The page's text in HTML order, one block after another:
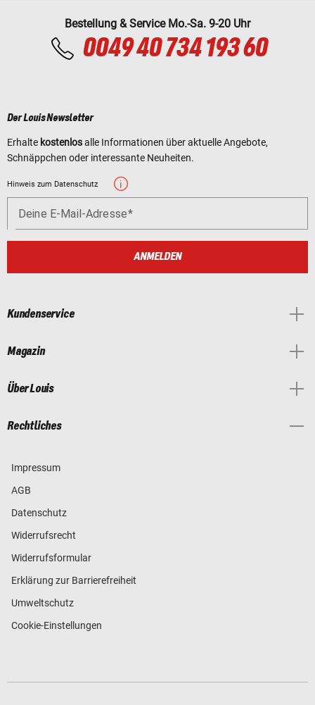
Bestellung & Service Mo.-Sa. 9-20 Uhr
0049 40 734 193 60
Der Louis Newsletter
Erhalte kostenlosalle Informationen über aktuelle Angebote,
Schnäppchen oder interessante Neuheiten.
Hinweis zum Datenschutz
Deine E-Mail-Adresse
ANMELDEN
Kundenservice
Magazin
Über Louis
Rechtliches
Impressum
AGB
Datenschutz
Widerrufsrecht
Widerrufsformular
Erklärung zur Barrierefreiheit
Umweltschutz
Cookie-Einstellungen